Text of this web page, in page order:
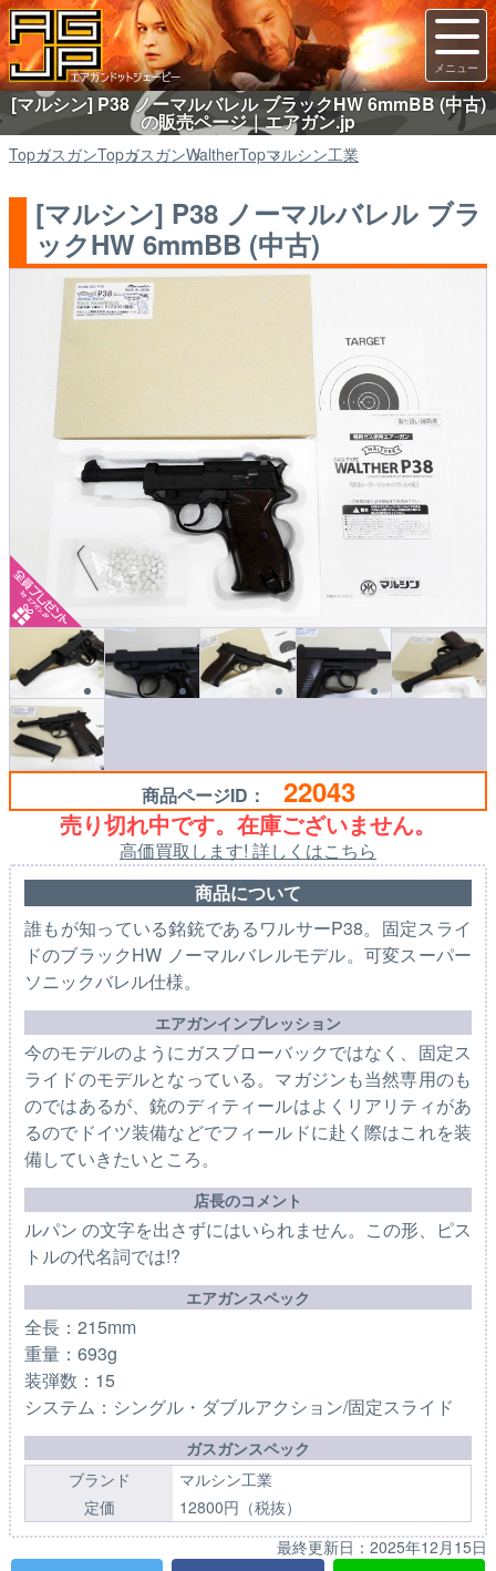
[マルシン] P38 ノーマルバレル ブラックHW 6mmBB (中古)
の販売ページ｜エアガン.jp
TopガスガンTopガスガンWaltherTopマルシン工業
[マルシン] P38 ノーマルバレル ブラ
ックHW 6mmBB (中古)
商品ページID： 22043
売り切れ中です。在庫ございません。
高価買取します! 詳しくはこちら
商品について
誰もが知っている銘銃であるワルサーP38。固定スライ
ドのブラックHW ノーマルバレルモデル。可変スーパー
ソニックバレル仕様。
エアガンインプレッション
今のモデルのようにガスブローバックではなく、固定ス
ライドのモデルとなっている。マガジンも当然専用のも
のではあるが、銃のディティールはよくリアリティがあ
るのでドイツ装備などでフィールドに赴く際はこれを装
備していきたいところ。
店長のコメント
ルパン の文字を出さずにはいられません。この形、ピス
トルの代名詞では!?
エアガンスペック
全長：215mm
重量：693g
装弾数：15
システム：シングル・ダブルアクション/固定スライド
ガスガンスペック
ブランド
マルシン工業
定価
12800円（税抜）
最終更新日： 2025年12月15日